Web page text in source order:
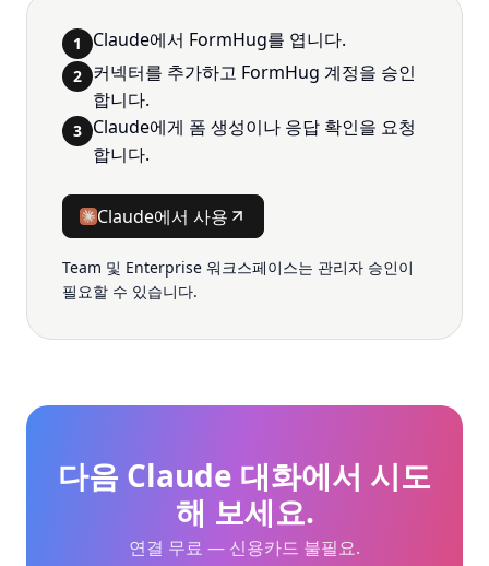
1 Claude에서 FormHug를 엽니다.
2 커넥터를 추가하고 FormHug 계정을 승인
합니다.
3 Claude에게 폼 생성이나 응답 확인을 요청
합니다.
Claude에서 사용
Team 및 Enterprise 워크스페이스는 관리자 승인이
필요할 수 있습니다.
다음 Claude 대화에서 시도
해 보세요.
연결 무료 — 신용카드 불필요.